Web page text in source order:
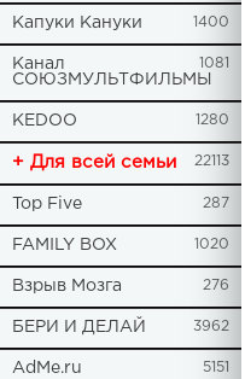
Капуки Кануки 1400
Канал
СОЮЗМУЛЬТФИЛЬМЫ
1081
KEDOO 1280
+ Для всей семьи 22113
Top Five 287
FAMILY BOX 1020
Взрыв Мозга 276
БЕРИ И ДЕЛАЙ 3962
AdMe.ru 5151